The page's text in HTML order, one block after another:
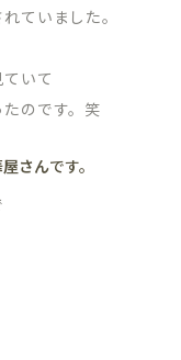
ていました。
いて
たのです。笑
さんです。